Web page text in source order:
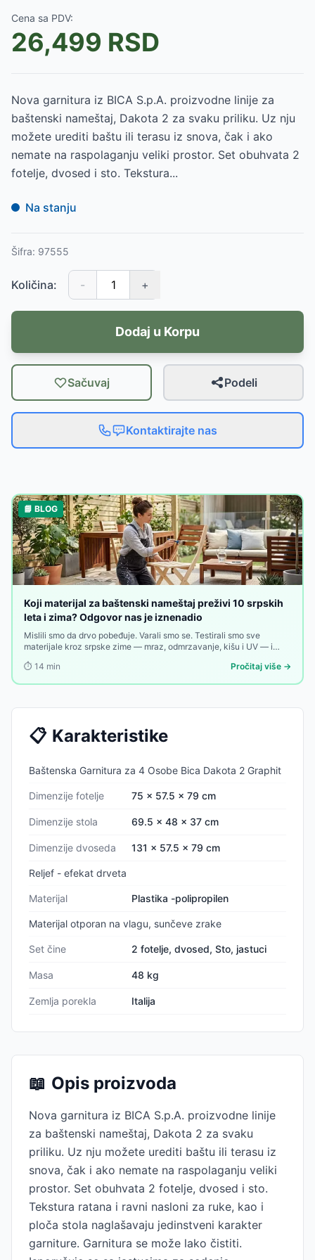
Cena sa PDV:
26,499 RSD
Nova garnitura iz BICA S.p.A. proizvodne linije za
baštenski nameštaj, Dakota 2 za svaku priliku. Uz nju
možete urediti baštu ili terasu iz snova, čak i ako
nemate na raspolaganju veliki prostor. Set obuhvata 2
fotelje, dvosed i sto. Tekstura...
Na stanju
Šifra: 97555
Količina: - +
Dodaj u Korpu
Sačuvaj Podeli
Kontaktirajte nas
📘 BLOG
Koji materijal za baštenski nameštaj preživi 10 srpskih
leta i zima? Odgovor nas je iznenadio
Mislili smo da drvo pobeđuje. Varali smo se. Testirali smo sve
materijale kroz srpske zime — mraz, odmrzavanje, kišu i UV — i
sledeću kupovinu.
⏱️ 14 min Pročitaj više →
📋 Karakteristike
Baštenska Garnitura za 4 Osobe Bica Dakota 2 Graphit
Dimenzije fotelje 75 x 57.5 x 79 cm
Dimenzije stola 69.5 x 48 x 37 cm
Dimenzije dvoseda 131 x 57.5 x 79 cm
Reljef - efekat drveta
Materijal Plastika -polipropilen
Materijal otporan na vlagu, sunčeve zrake
Set čine 2 fotelje, dvosed, Sto, jastuci
Masa 48 kg
Zemlja porekla Italija
📖 Opis proizvoda
Nova garnitura iz BICA S.p.A. proizvodne linije
za baštenski nameštaj, Dakota 2 za svaku
priliku. Uz nju možete urediti baštu ili terasu iz
snova, čak i ako nemate na raspolaganju veliki
prostor. Set obuhvata 2 fotelje, dvosed i sto.
Tekstura ratana i ravni nasloni za ruke, kao i
ploča stola naglašavaju jedinstveni karakter
garniture. Garnitura se može lako čistiti.